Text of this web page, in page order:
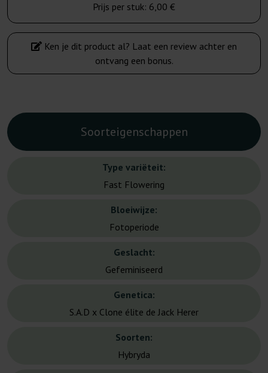
Prijs per stuk: 6,00 €
Ken je dit product al? Laat een review achter en
ontvang een bonus.
Soorteigenschappen
Type variëteit:
Fast Flowering
Bloeiwijze:
Fotoperiode
Geslacht:
Gefeminiseerd
Genetica:
S.A.D x Clone élite de Jack Herer
Soorten:
Hybryda